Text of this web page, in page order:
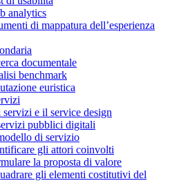
analytics
di mappatura dell’esperienza
documentale
benchmark
euristica
servizi e il service design
pubblici digitali
di servizio
gli attori coinvolti
la proposta di valore
gli elementi costitutivi del